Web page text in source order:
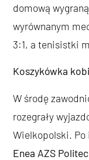
domową
wyrównanym
3:1, a tenisistki
Koszykówka
W środę
rozegrały
Wielkopolski. Po
Enea AZS